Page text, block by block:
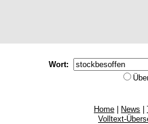
Wort:
Home News
Volltext-